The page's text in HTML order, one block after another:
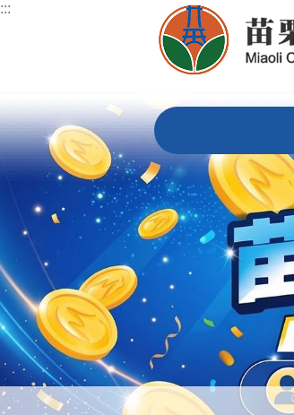
跳到主要內容區塊
:::